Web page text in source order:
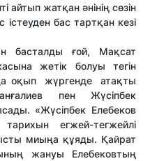
айтып жатқан әнінің сөзін
бас тартқан кезі
басталды ғой, Мақсат
жетік болуы тегін
оқып жүргенде атақты
пен Жүсіпбек
«Жүсіпбек Елебеков
егжей-тегжейлі
миыңа құяды. Қайрат
жануы Елебековтың